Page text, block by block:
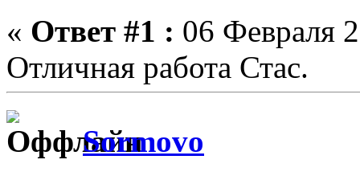
« Ответ #1 : 06 Февраля
Отличная работа Стас.
Sormovo